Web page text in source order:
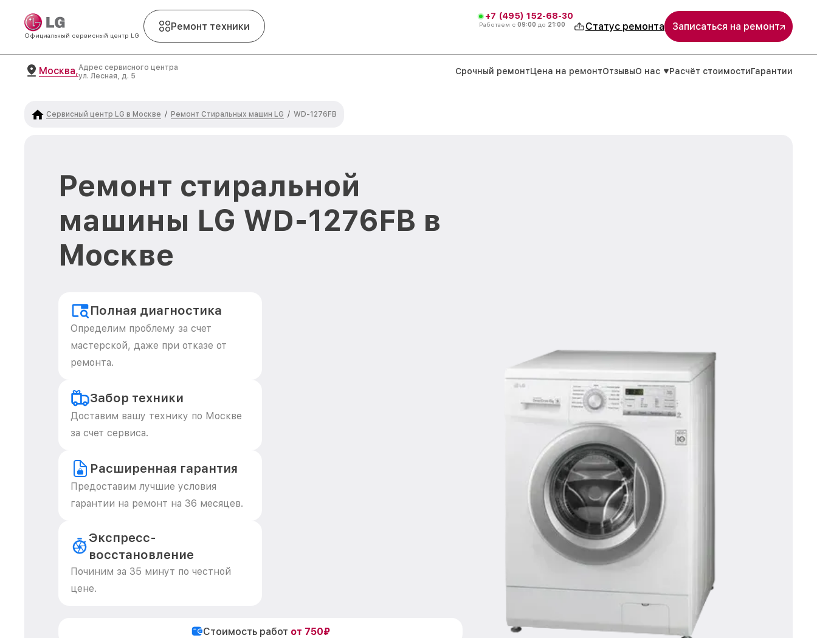
Официальный сервисный центр LG
Ремонт техники
+7 (495) 152-68-30
Работаем с 09:00 до 21:00 Статус ремонта Записаться на ремонт
Москва,Адрес сервисного центра
ул. Лесная, д. 5
Срочный ремонтЦена на ремонтОтзывыО нас Расчёт стоимостиГарантии
Сервисный центр LG в Москве / Ремонт Стиральных машин LG / WD-1276FB
Ремонт стиральной
машины LG WD-1276FB в
Москве
Полная диагностика
Определим проблему за счет
мастерской, даже при отказе от
ремонта.
Забор техники
Доставим вашу технику по Москве
за счет сервиса.
Расширенная гарантия
Предоставим лучшие условия
гарантии на ремонт на 36 месяцев.
Экспресс-
восстановление
Починим за 35 минут по честной
цене.
Стоимость работ от 750₽